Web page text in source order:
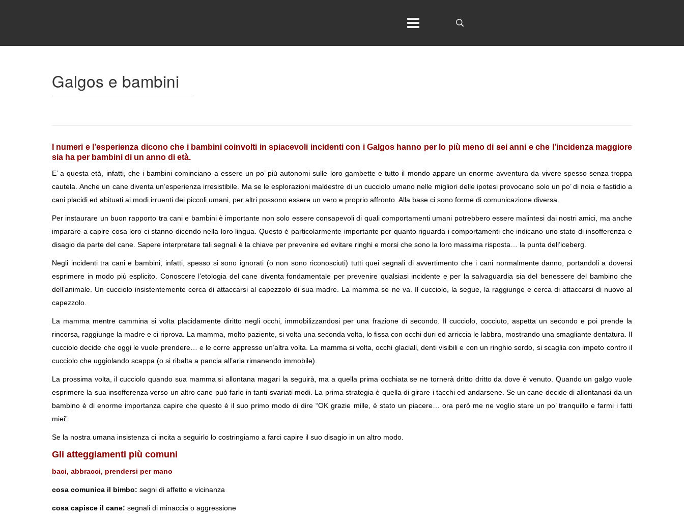
Galgos e bambini
I numeri e l’esperienza dicono che i bambini coinvolti in spiacevoli incidenti con i Galgos hanno per lo più meno di sei anni e che l’incidenza maggiore
sia ha per bambini di un anno di età.
E’ a questa età, infatti, che i bambini cominciano a essere un po’ più autonomi sulle loro gambette e tutto il mondo appare un enorme avventura da vivere spesso senza troppa
cautela. Anche un cane diventa un’esperienza irresistibile. Ma se le esplorazioni maldestre di un cucciolo umano nelle migliori delle ipotesi provocano solo un po’ di noia e fastidio a
cani placidi ed abituati ai modi irruenti dei piccoli umani, per altri possono essere un vero e proprio affronto. Alla base ci sono forme di comunicazione diversa.
Per instaurare un buon rapporto tra cani e bambini è importante non solo essere consapevoli di quali comportamenti umani potrebbero essere malintesi dai nostri amici, ma anche
imparare a capire cosa loro ci stanno dicendo nella loro lingua. Questo è particolarmente importante per quanto riguarda i comportamenti che indicano uno stato di insofferenza e
disagio da parte del cane. Sapere interpretare tali segnali è la chiave per prevenire ed evitare ringhi e morsi che sono la loro massima risposta… la punta dell’iceberg.
Negli incidenti tra cani e bambini, infatti, spesso si sono ignorati (o non sono riconosciuti) tutti quei segnali di avvertimento che i cani normalmente danno, portandoli a doversi
esprimere in modo più esplicito. Conoscere l’etologia del cane diventa fondamentale per prevenire qualsiasi incidente e per la salvaguardia sia del benessere del bambino che
dell’animale. Un cucciolo insistentemente cerca di attaccarsi al capezzolo di sua madre. La mamma se ne va. Il cucciolo, la segue, la raggiunge e cerca di attaccarsi di nuovo al
capezzolo.
La mamma mentre cammina si volta placidamente diritto negli occhi, immobilizzandosi per una frazione di secondo. Il cucciolo, cocciuto, aspetta un secondo e poi prende la
rincorsa, raggiunge la madre e ci riprova. La mamma, molto paziente, si volta una seconda volta, lo fissa con occhi duri ed arriccia le labbra, mostrando una smagliante dentatura. Il
cucciolo decide che oggi le vuole prendere… e le corre appresso un’altra volta. La mamma si volta, occhi glaciali, denti visibili e con un ringhio sordo, si scaglia con impeto contro il
cucciolo che uggiolando scappa (o si ribalta a pancia all’aria rimanendo immobile).
La prossima volta, il cucciolo quando sua mamma si allontana magari la seguirà, ma a quella prima occhiata se ne tornerà dritto dritto da dove è venuto. Quando un galgo vuole
esprimere la sua insofferenza verso un altro cane può farlo in tanti svariati modi. La prima strategia è quella di girare i tacchi ed andarsene. Se un cane decide di allontanasi da un
bambino è di enorme importanza capire che questo è il suo primo modo di dire “OK grazie mille, è stato un piacere… ora però me ne voglio stare un po’ tranquillo e farmi i fatti
miei”.
Se la nostra umana insistenza ci incita a seguirlo lo costringiamo a farci capire il suo disagio in un altro modo.
Gli atteggiamenti più comuni
baci, abbracci, prendersi per mano
cosa comunica il bimbo: segni di affetto e vicinanza
cosa capisce il cane: segnali di minaccia o aggressione